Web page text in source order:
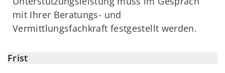
mit Ihrer Beratungs- und
Vermittlungsfachkraft festgestellt werden.
Frist